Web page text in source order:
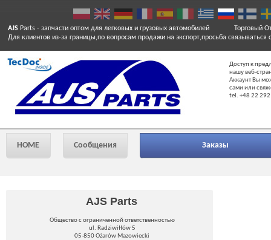
AJS Parts - запчасти оптом для легковых и грузовых автомобилей
Для клиентов из-за границы,по вопросам продажи на экспорт,просьба связываться
Торговый
Доступ к
нашу веб-
Аккаунт Вы
сами или
tel. +48 22
HOME Сообщения Заказы
AJS Parts
Общество с ограниченной ответственностью
ul. Radziwiłłów 5
05-850 Ożarów Mazowiecki